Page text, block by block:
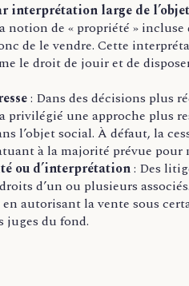
interprétation large de
notion de « propriété »
de le vendre. Cette
le droit de jouir et de
: Dans des décisions plus
privilégié une approche plus
l’objet social. À défaut, la
à la majorité prévue
ou d’interprétation: Des
d’un ou plusieurs
autorisant la vente sous
juges du fond.